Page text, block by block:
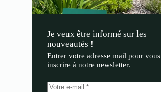
Je veux être informé sur les
nouveautés !
Entrer votre adresse mail pour vous
inscrire à notre newsletter.